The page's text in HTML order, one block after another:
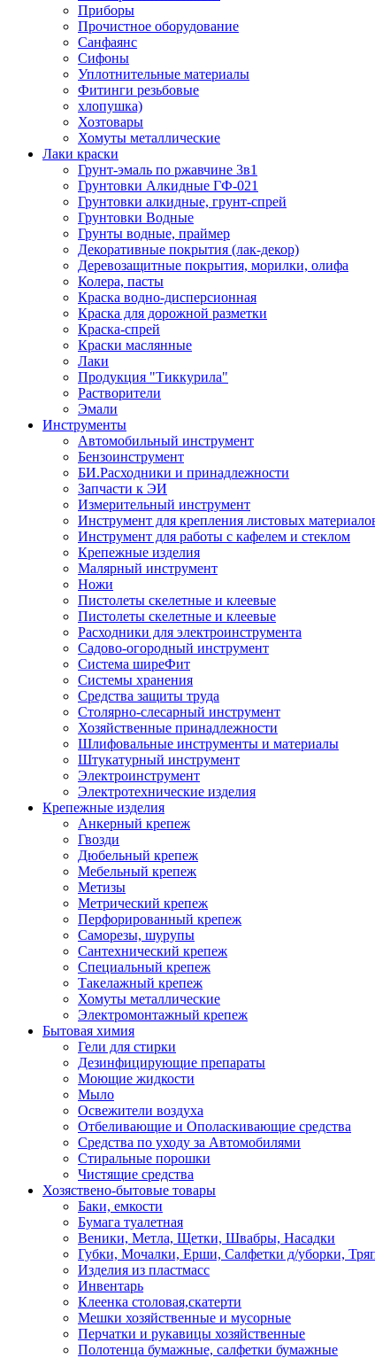
Приборы
Прочистное оборудование
Санфаянс
Сифоны
Уплотнительные материалы
Фитинги резьбовые
хлопушка)
Хозтовары
Хомуты металлические
Лаки краски
Грунт-эмаль по ржавчине 3в1
Грунтовки Алкидные ГФ-021
Грунтовки алкидные, грунт-спрей
Грунтовки Водные
Грунты водные, праймер
Декоративные покрытия (лак-декор)
Деревозащитные покрытия, морилки, олифа
Колера, пасты
Краска водно-дисперсионная
Краска для дорожной разметки
Краска-спрей
Краски маслянные
Лаки
Продукция "Тиккурила"
Растворители
Эмали
Инструменты
Автомобильный инструмент
Бензоинструмент
БИ.Расходники и принадлежности
Запчасти к ЭИ
Измерительный инструмент
Инструмент для крепления листовых
Инструмент для работы с кафелем и стеклом
Крепежные изделия
Малярный инструмент
Ножи
Пистолеты скелетные и клеевые
Пистолеты скелетные и клеевые
Расходники для электроинструмента
Садово-огородный инструмент
Система ширеФит
Системы хранения
Средства защиты труда
Столярно-слесарный инструмент
Хозяйственные принадлежности
Шлифовальные инструменты и материалы
Штукатурный инструмент
Электроинструмент
Электротехнические изделия
Крепежные изделия
Анкерный крепеж
Гвозди
Дюбельный крепеж
Мебельный крепеж
Метизы
Метрический крепеж
Перфорированный крепеж
Саморезы, шурупы
Сантехнический крепеж
Специальный крепеж
Такелажный крепеж
Хомуты металлические
Электромонтажный крепеж
Бытовая химия
Гели для стирки
Дезинфицирующие препараты
Моющие жидкости
Мыло
Освежители воздуха
Отбеливающие и Ополаскивающие средства
Средства по уходу за Автомобилями
Стиральные порошки
Чистящие средства
Хозяствено-бытовые товары
Баки, емкости
Бумага туалетная
Веники, Метла, Щетки, Швабры, Насадки
Губки, Мочалки, Ерши, Салфетки д/уборки,
Изделия из пластмасс
Инвентарь
Клеенка столовая,скатерти
Мешки хозяйственные и мусорные
Перчатки и рукавицы хозяйственные
Полотенца бумажные, салфетки бумажные